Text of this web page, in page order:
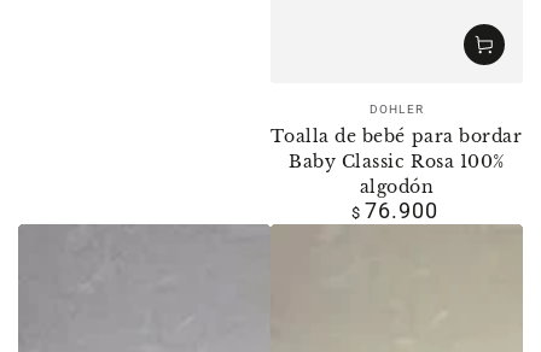
Vendedor:
DOHLER
Toalla de bebé para bordar
Baby Classic Rosa 100%
algodón
Precio
$ 76.900